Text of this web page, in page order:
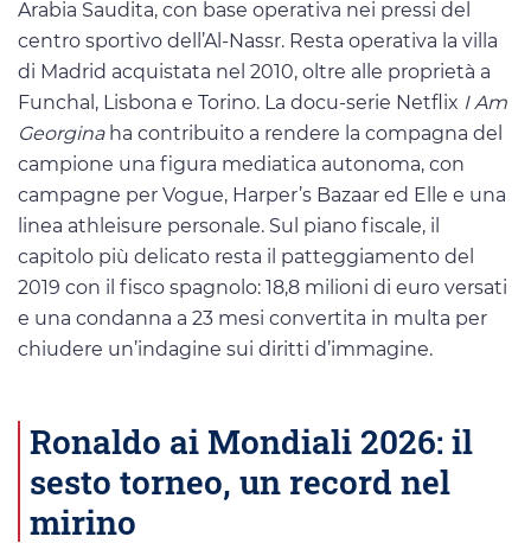
Arabia Saudita, con base operativa nei pressi del
centro sportivo dell’Al-Nassr. Resta operativa la villa
di Madrid acquistata nel 2010, oltre alle proprietà a
Funchal, Lisbona e Torino. La docu-serie Netflix I Am
Georginaha contribuito a rendere la compagna del
campione una figura mediatica autonoma, con
campagne per Vogue, Harper’s Bazaar ed Elle e una
linea athleisure personale. Sul piano fiscale, il
capitolo più delicato resta il patteggiamento del
2019 con il fisco spagnolo: 18,8 milioni di euro versati
e una condanna a 23 mesi convertita in multa per
chiudere un’indagine sui diritti d’immagine.
Ronaldo ai Mondiali 2026: il
sesto torneo, un record nel
mirino